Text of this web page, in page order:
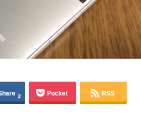
2 Pocket RSS